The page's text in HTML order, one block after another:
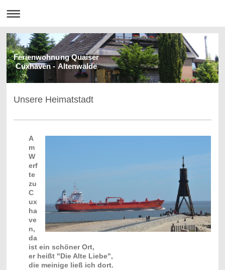
Ferienwohnung Quaiser
Cuxhaven - Altenwalde
Unsere Heimatstadt
A
m
W
erf
te
zu
C
ux
ha
ve
n,
da
ist ein schöner Ort,
er heißt "Die Alte Liebe",
die meinige ließ ich dort.